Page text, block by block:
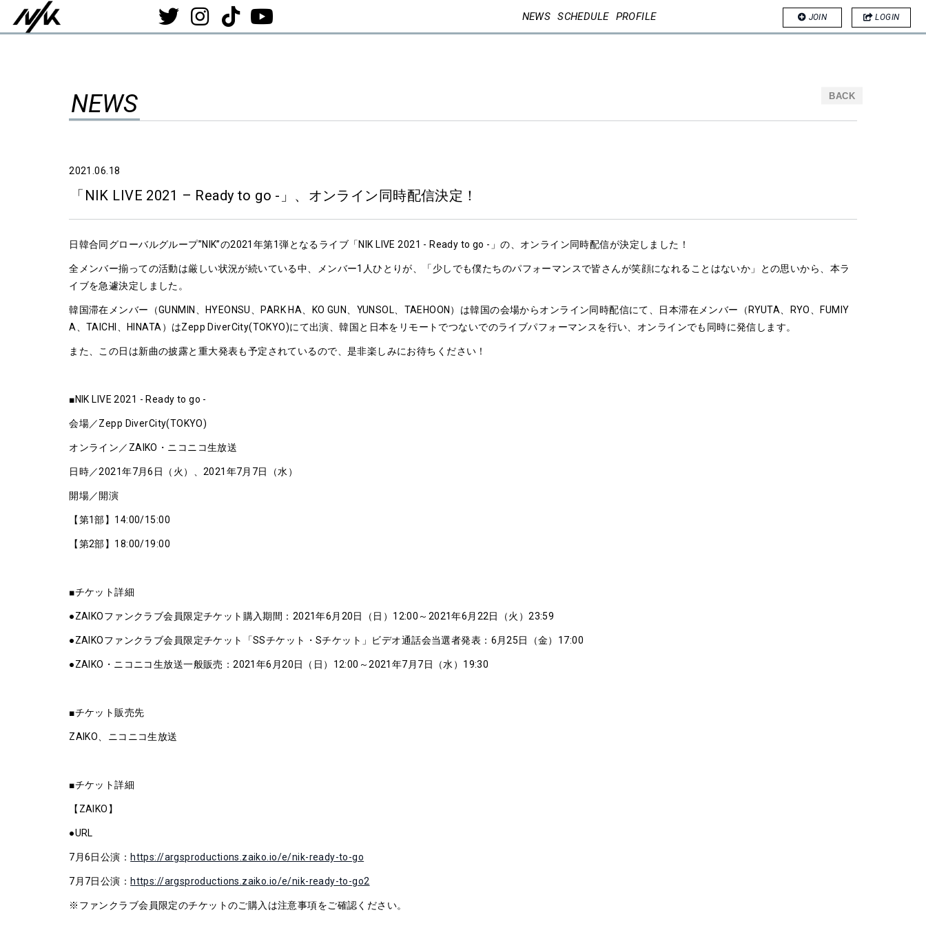
JOIN LOGIN
NEWS SCHEDULE PROFILE
NEWS BACK
2021.06.18
「NIK LIVE 2021 – Ready to go -」、オンライン同時配信決定！
日韓合同グローバルグループ”NIK”の2021年第1弾となるライブ「NIK LIVE 2021 - Ready to go -」の、オンライン同時配信が決定しました！
全メンバー揃っての活動は厳しい状況が続いている中、メンバー1人ひとりが、「少しでも僕たちのパフォーマンスで皆さんが笑顔になれることはないか」との思いから、本ラ
イブを急遽決定しました。
韓国滞在メンバー（GUNMIN、HYEONSU、PARK HA、KO GUN、YUNSOL、TAEHOON）は韓国の会場からオンライン同時配信にて、日本滞在メンバー（RYUTA、RYO、FUMIY
A、TAICHI、HINATA）はZepp DiverCity(TOKYO)にて出演、韓国と日本をリモートでつないでのライブパフォーマンスを行い、オンラインでも同時に発信します。
また、この日は新曲の披露と重大発表も予定されているので、是非楽しみにお待ちください！
■NIK LIVE 2021 - Ready to go -
会場／Zepp DiverCity(TOKYO)
オンライン／ZAIKO・ニコニコ生放送
日時／2021年7月6日（火）、2021年7月7日（水）
開場／開演
【第1部】14:00/15:00
【第2部】18:00/19:00
■チケット詳細
●ZAIKOファンクラブ会員限定チケット購入期間：2021年6月20日（日）12:00～2021年6月22日（火）23:59
●ZAIKOファンクラブ会員限定チケット「SSチケット・Sチケット」ビデオ通話会当選者発表：6月25日（金）17:00
●ZAIKO・ニコニコ生放送一般販売：2021年6月20日（日）12:00～2021年7月7日（水）19:30
■チケット販売先
ZAIKO、ニコニコ生放送
■チケット詳細
【ZAIKO】
●URL
7月6日公演： https://argsproductions.zaiko.io/e/nik-ready-to-go
7月7日公演： https://argsproductions.zaiko.io/e/nik-ready-to-go2
※ファンクラブ会員限定のチケットのご購入は注意事項をご確認ください。